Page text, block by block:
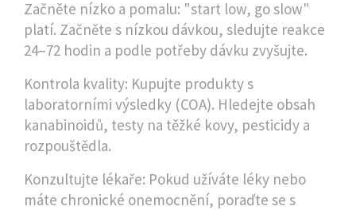
Začněte nízko a pomalu: "start low, go slow"
platí. Začněte s nízkou dávkou, sledujte reakce
24–72 hodin a podle potřeby dávku zvyšujte.
Kontrola kvality: Kupujte produkty s
laboratorními výsledky (COA). Hledejte obsah
kanabinoidů, testy na těžké kovy, pesticidy a
rozpouštědla.
Konzultujte lékaře: Pokud užíváte léky nebo
máte chronické onemocnění, poraďte se s